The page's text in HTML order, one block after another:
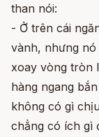
than nói:
- Ở trên cái
vành, nhưng
xoay vòng tròn
hàng ngang
không có gì
chẳng có ích gì